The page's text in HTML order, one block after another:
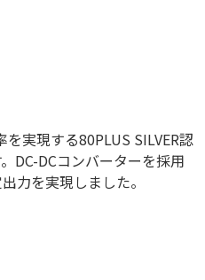
実現する80PLUS SILVER認
DC-DCコンバーターを採用
力を実現しました。